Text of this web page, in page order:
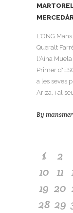
L'ONG
Queralt
l'Aina
Primer
a les seves
Ariza, i al
By
1 2
10 11
19 20
28 29